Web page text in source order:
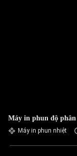
Máy in phun độ
Máy in phun nhiệt